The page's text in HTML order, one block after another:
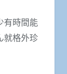
有時間能
就格外珍